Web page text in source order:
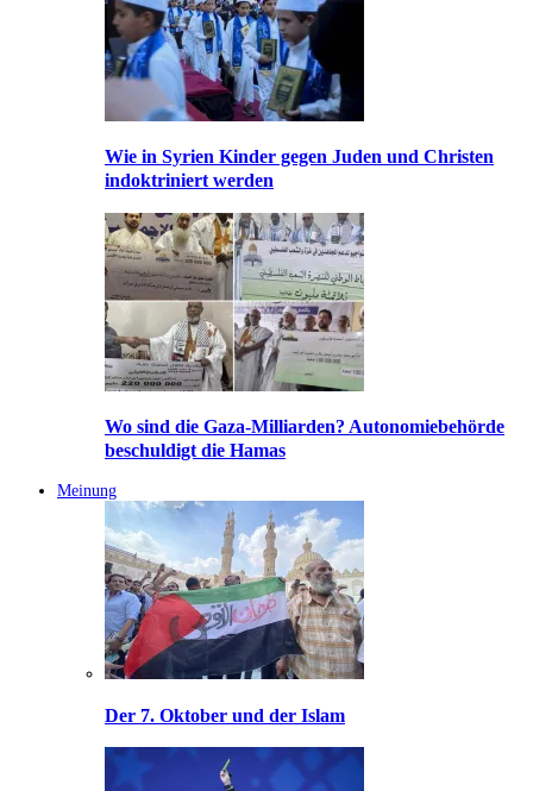
Wie in Syrien Kinder gegen Juden und Christen
indoktriniert werden
Wo sind die Gaza-Milliarden? Autonomiebehörde
beschuldigt die Hamas
Meinung
Der 7. Oktober und der Islam